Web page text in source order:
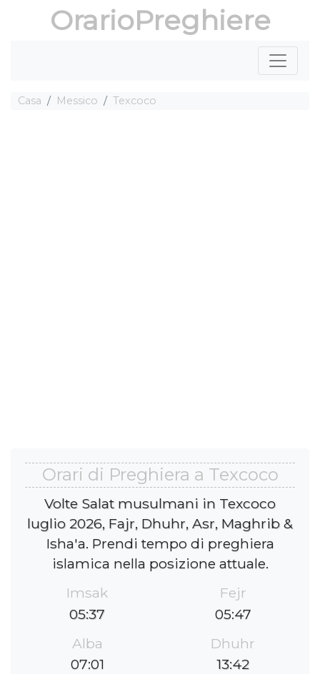
OrarioPreghiere
Casa Messico Texcoco
Orari di Preghiera a Texcoco
Volte Salat musulmani in Texcoco
luglio 2026, Fajr, Dhuhr, Asr, Maghrib &
Isha'a. Prendi tempo di preghiera
islamica nella posizione attuale.
Imsak
05:37
Fejr
05:47
Alba
07:01
Dhuhr
13:42